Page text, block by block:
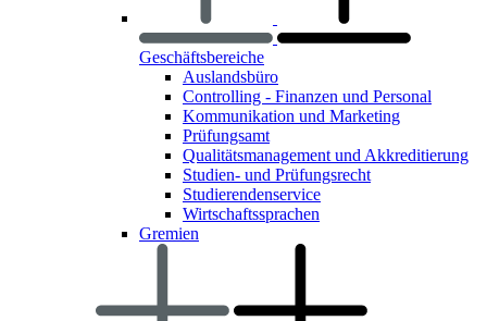
Geschäftsbereiche
Auslandsbüro
Controlling - Finanzen und Personal
Kommunikation und Marketing
Prüfungsamt
Qualitätsmanagement und Akkreditierung
Studien- und Prüfungsrecht
Studierendenservice
Wirtschaftssprachen
Gremien